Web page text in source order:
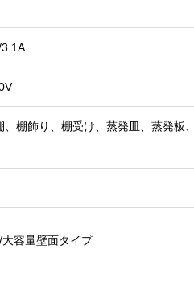
棚飾り、棚受け、蒸発皿、蒸発板、
容量壁面タイプ